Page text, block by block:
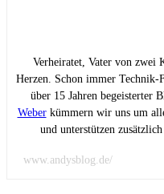
Verheiratet, Vater von zwei
Herzen. Schon immer
über 15 Jahren begeisterter
Weberkümmern wir uns um
und unterstützen
www.andysblog.de/